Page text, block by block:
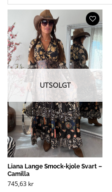
UTSOLGT
Liana Lange Smock-kjole Svart –
Camilla
745,63 kr